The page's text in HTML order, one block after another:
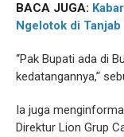
BACA JUGA:
Ngelotok di
‘‘Pak Bupati ada di
kedatangannya,’‘
Ia juga
Direktur Lion Grup